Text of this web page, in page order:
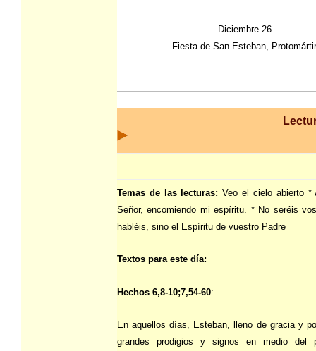
Diciembre 26
Fiesta de San Esteban, Protomártir
Temas de las lecturas:Veo el cielo abierto *
Señor, encomiendo mi espíritu. * No seréis
habléis, sino el Espíritu de vuestro Padre
Textos para este día:
Hechos 6,8-10;7,54-60:
En aquellos días, Esteban, lleno de gracia y
grandes prodigios y signos en medio del